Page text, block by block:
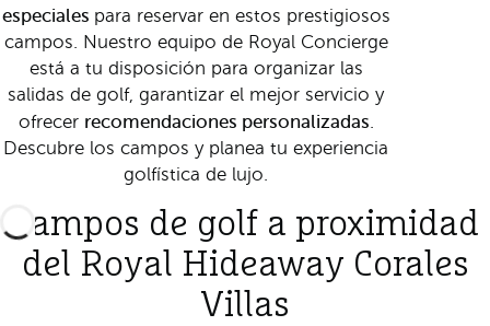
especiales para reservar en estos prestigiosos
campos. Nuestro equipo de Royal Concierge
está a tu disposición para organizar las
salidas de golf, garantizar el mejor servicio y
ofrecer recomendaciones personalizadas.
Descubre los campos y planea tu experiencia
golfística de lujo.
Campos de golf a proximidad
del Royal Hideaway Corales
Villas